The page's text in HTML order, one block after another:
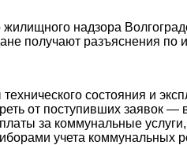
надзора
получают разъяснения по
состояния и
от поступивших заявок
за коммунальные
учета коммунальных